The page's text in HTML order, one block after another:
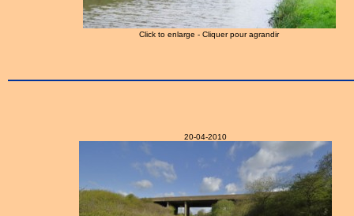
Click to enlarge - Cliquer pour agrandir
20-04-2010